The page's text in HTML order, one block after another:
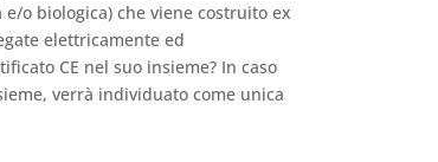
o biologica) che viene costruito ex
elettricamente ed
CE nel suo insieme? In caso
verrà individuato come unica